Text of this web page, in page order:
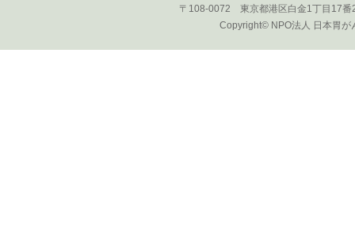
〒108-0072 東京都港区白金1丁目17
Copyright© NPO法人 日本胃が